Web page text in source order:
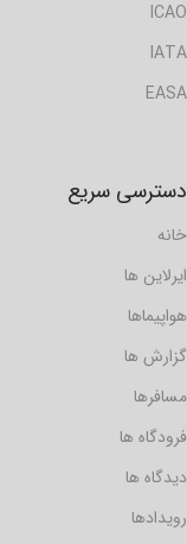
ICAO
IATA
EASA
دسترسی سریع
خانه
ایرلاین ها
هواپیماها
گزارش ها
مسافرها
فرودگاه ها
دیدگاه ها
رویدادها